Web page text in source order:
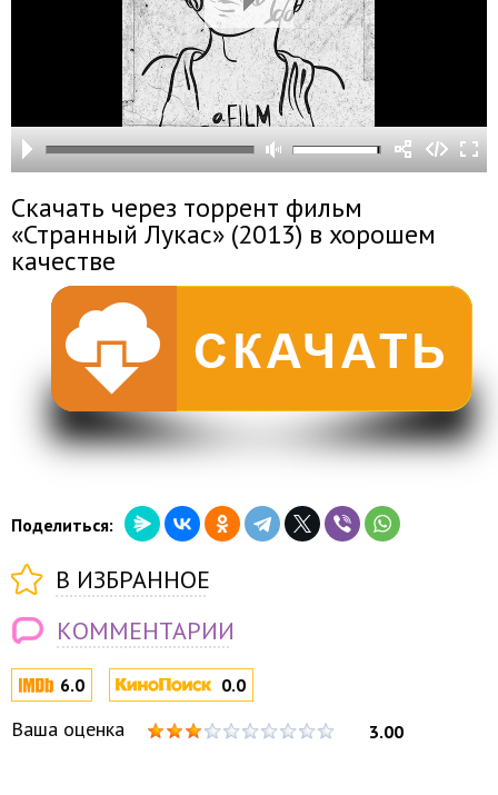
6.0 0.0
Ваша оценка 3.00
Скачать через торрент фильм
«Странный Лукас» (2013) в хорошем
качестве
Поделиться:
В ИЗБРАННОЕ
КОММЕНТАРИИ